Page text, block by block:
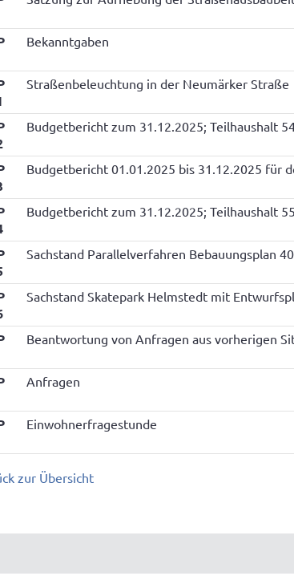
Bekanntgaben
Straßenbeleuchtung in der Neumärker Straße
Budgetbericht zum 31.12.2025; Teilhaushalt
Budgetbericht 01.01.2025 bis 31.12.2025 für
Budgetbericht zum 31.12.2025; Teilhaushalt 55
Sachstand Parallelverfahren Bebauungsplan
Sachstand Skatepark Helmstedt mit
Beantwortung von Anfragen aus vorherigen
Anfragen
Einwohnerfragestunde
zur Übersicht